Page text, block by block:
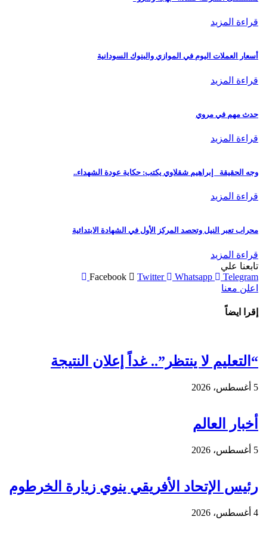
قراءة المزيد
أسعار العملات اليوم في الموازي والبنوك السودانية
قراءة المزيد
حدث مهم في مروي
قراءة المزيد
وجه الحقيقة_ إبراهيم شقلاوي يكتب: حكاية عودة الشهداء..
قراءة المزيد
محراب تعبر النيل وتحصد المركز الأول في الشهادة الابتدائية
قراءة المزيد
تابعنا علي
Facebook
Twitter Whatsapp
Telegram
اعلن معنا
إقرا ايضاً
“التعليم لا ينتظر”.. غداً إعلان النتيجة
5 أغسطس، 2026
أخبار العالم
5 أغسطس، 2026
رئيس الإتحاد الأفريقي ينوي زيارة الخرطوم
4 أغسطس، 2026